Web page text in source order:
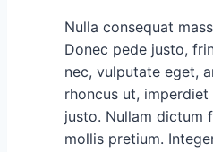
Nulla consequat
Donec pede justo,
nec, vulputate eget,
rhoncus ut,
justo. Nullam dictum
mollis pretium.